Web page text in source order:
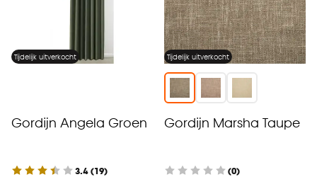
Tijdelijk uitverkocht
Gordijn Angela Groen
3.4(19)
Tijdelijk uitverkocht
Gordijn Marsha Taupe
(0)